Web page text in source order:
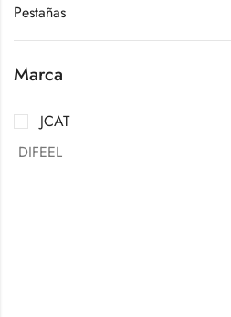
Pestañas
Marca
JCAT
DIFEEL